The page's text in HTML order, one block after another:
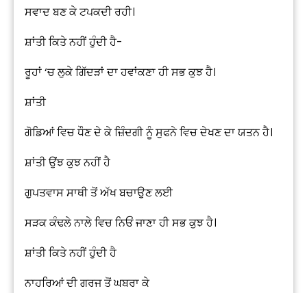
ਸਵਾਦ ਬਣ ਕੇ ਟਪਕਦੀ ਰਹੀ।
ਸ਼ਾਂਤੀ ਕਿਤੇ ਨਹੀਂ ਹੁੰਦੀ ਹੈ-
ਰੂਹਾਂ ‘ਚ ਲੁਕੇ ਗਿੱਦੜਾਂ ਦਾ ਹਵਾਂਕਣਾ ਹੀ ਸਭ ਕੁਝ ਹੈ।
ਸ਼ਾਂਤੀ
ਗੋਡਿਆਂ ਵਿਚ ਧੌਣ ਦੇ ਕੇ ਜ਼ਿੰਦਗੀ ਨੂੰ ਸੁਫਨੇ ਵਿਚ ਦੇਖਣ ਦਾ ਯਤਨ ਹੈ।
ਸ਼ਾਂਤੀ ਉਂਝ ਕੁਝ ਨਹੀਂ ਹੈ
ਗੁਪਤਵਾਸ ਸਾਥੀ ਤੋਂ ਅੱਖ ਬਚਾਉਣ ਲਈ
ਸੜਕ ਕੰਢਲੇ ਨਾਲੇ ਵਿਚ ਨਿਓਂ ਜਾਣਾ ਹੀ ਸਭ ਕੁਝ ਹੈ।
ਸ਼ਾਂਤੀ ਕਿਤੇ ਨਹੀਂ ਹੁੰਦੀ ਹੈ
ਨਾਹਰਿਆਂ ਦੀ ਗਰਜ ਤੋਂ ਘਬਰਾ ਕੇ